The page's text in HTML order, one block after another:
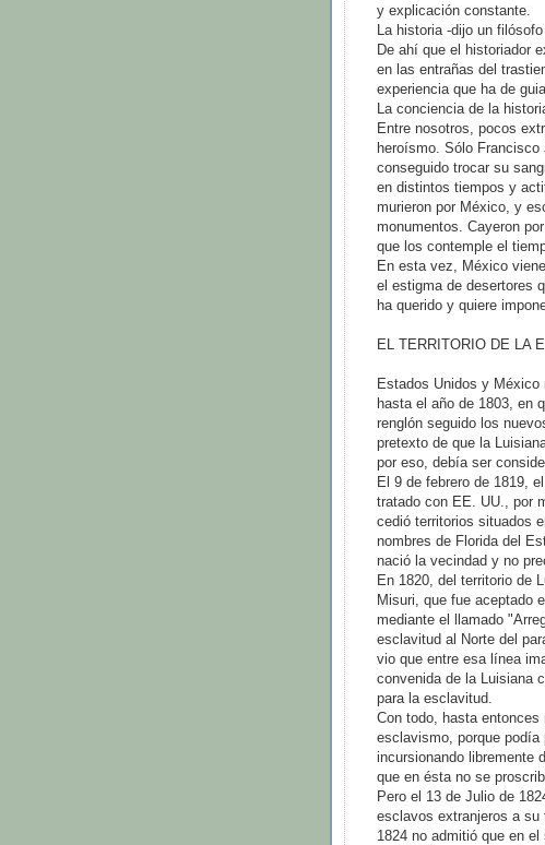
y explicación constante.
La historia -dijo un
De ahí que el historiador
en las entrañas del
experiencia que ha de
La conciencia de la
Entre nosotros, pocos
heroísmo. Sólo Francisco
conseguido trocar su
en distintos tiempos y
murieron por México, y
monumentos. Cayeron
que los contemple el
En esta vez, México
el estigma de desertores
ha querido y quiere
EL TERRITORIO DE LA
Estados Unidos y
hasta el año de 1803, en
renglón seguido los
pretexto de que la
por eso, debía ser
El 9 de febrero de 1819,
tratado con EE. UU., por
cedió territorios situados
nombres de Florida del
nació la vecindad y no
En 1820, del territorio de
Misuri, que fue aceptado
mediante el llamado
esclavitud al Norte del
vio que entre esa línea
convenida de la Luisiana
para la esclavitud.
Con todo, hasta entonces
esclavismo, porque
incursionan­do libremente
que en ésta no se
Pero el 13 de Julio de
esclavos extranjeros a su
1824 no admitió que en